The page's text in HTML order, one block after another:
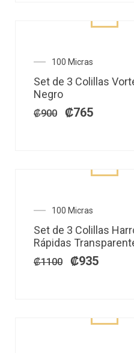
100 Micras
Set de 3 Colillas
Negro
₡900
El
precio
original
₡900.
₡765
precio
actual
₡765.
100 Micras
Set de 3 Colillas
Rápidas
₡1100
El
precio
original
era:
₡1100.
₡935
precio
actual
es:
₡935.